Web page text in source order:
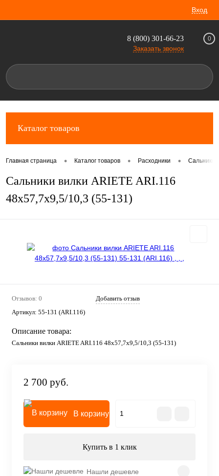
Вход
8 (800) 301-66-23
Заказать звонок
0
Каталог товаров
Главная страница • Каталог товаров • Расходники • Сальники
Сальники вилки ARIETE ARI.116
48x57,7x9,5/10,3 (55-131)
Отзывов: 0
Добавить отзыв
Артикул: 55-131 (ARI.116)
Описание товара:
Сальники вилки ARIETE ARI.116 48x57,7x9,5/10,3 (55-131)
2 700 руб.
В корзину
Купить в 1 клик
Нашли дешевле